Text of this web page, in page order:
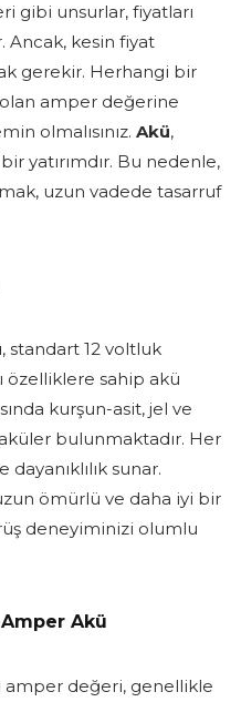
gibi unsurlar, fiyatları
Ancak, kesin fiyat
gerekir. Herhangi bir
olan amper değerine
olmalısınız. Akü,
bir yatırımdır. Bu nedenle,
uzun vadede tasarruf
, standart 12 voltluk
özelliklere sahip akü
kurşun-asit, jel ve
bulunmaktadır. Her
sunar.
ömürlü ve daha iyi bir
deneyiminizi olumlu
Akü
amper değeri, genellikle